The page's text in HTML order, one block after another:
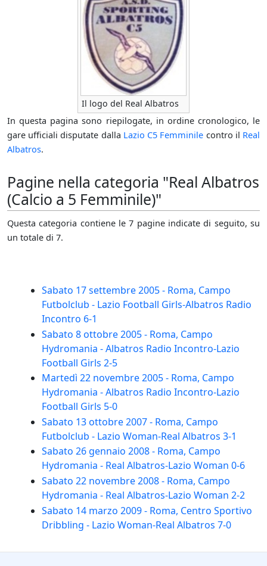
Il logo del Real Albatros
In questa pagina sono riepilogate, in ordine cronologico, le
gare ufficiali disputate dalla Lazio C5 Femminile contro il Real
Albatros.
Pagine nella categoria "Real Albatros
(Calcio a 5 Femminile)"
Questa categoria contiene le 7 pagine indicate di seguito, su
un totale di 7.
Sabato 17 settembre 2005 - Roma, Campo
Futbolclub - Lazio Football Girls-Albatros Radio
Incontro 6-1
Sabato 8 ottobre 2005 - Roma, Campo
Hydromania - Albatros Radio Incontro-Lazio
Football Girls 2-5
Martedì 22 novembre 2005 - Roma, Campo
Hydromania - Albatros Radio Incontro-Lazio
Football Girls 5-0
Sabato 13 ottobre 2007 - Roma, Campo
Futbolclub - Lazio Woman-Real Albatros 3-1
Sabato 26 gennaio 2008 - Roma, Campo
Hydromania - Real Albatros-Lazio Woman 0-6
Sabato 22 novembre 2008 - Roma, Campo
Hydromania - Real Albatros-Lazio Woman 2-2
Sabato 14 marzo 2009 - Roma, Centro Sportivo
Dribbling - Lazio Woman-Real Albatros 7-0